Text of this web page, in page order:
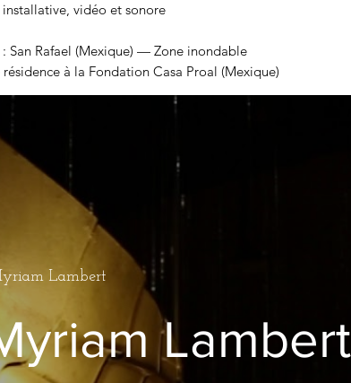
vidéo et sonore
San Rafael (Mexique) — Zone inondable
à la Fondation Casa Proal (Mexique)
Lambert
Lambert